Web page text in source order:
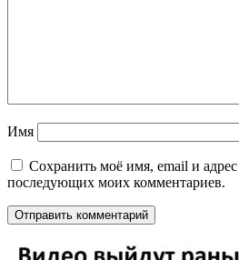
Имя
Сохранить моё имя, email и адрес
последующих моих комментариев.